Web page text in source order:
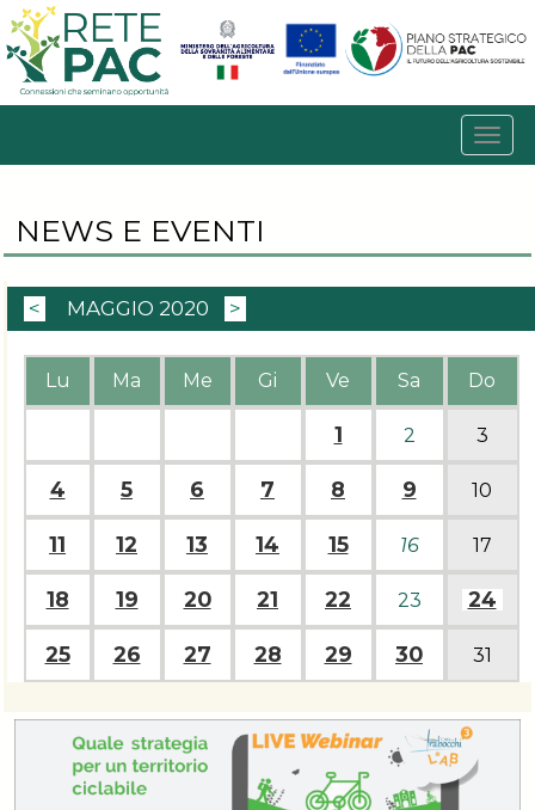
NEWS E EVENTI
< MAGGIO 2020 >
Lu Ma Me Gi Ve Sa Do
1 2 3
4 5 6 7 8 9 10
11 12 13 14 15 16 17
18 19 20 21 22 23 24
25 26 27 28 29 30 31